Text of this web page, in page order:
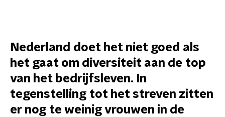
Nederland doet het niet goed als
het gaat om diversiteit aan de top
van het bedrijfsleven. In
tegenstelling tot het streven zitten
er nog te weinig vrouwen in de